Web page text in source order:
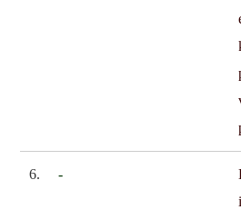
6. -